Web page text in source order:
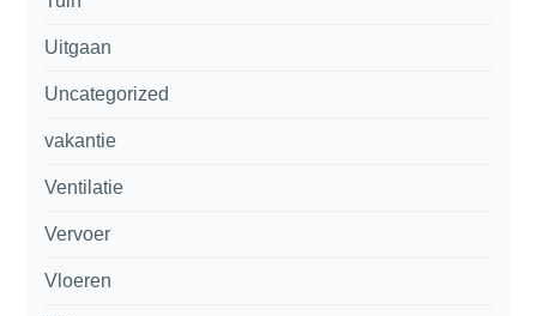
Uitgaan
Uncategorized
vakantie
Ventilatie
Vervoer
Vloeren